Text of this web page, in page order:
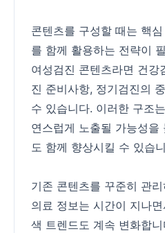
콘텐츠를 구성할 때는 핵
를 함께 활용하는 전략이
여성검진 콘텐츠라면 건강
진 준비사항, 정기검진의
수 있습니다. 이러한 구조
연스럽게 노출될 가능성을
도 함께 향상시킬 수 있습
기존 콘텐츠를 꾸준히 관
의료 정보는 시간이 지나
색 트렌드도 계속 변화합